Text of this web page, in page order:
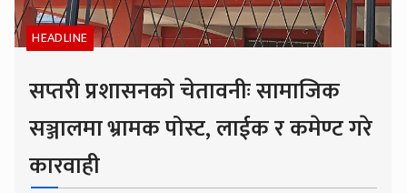
HEADLINE
सप्तरी प्रशासनको चेतावनीः सामाजिक
सञ्जालमा भ्रामक पोस्ट, लाईक र कमेण्ट गरे
कारवाही